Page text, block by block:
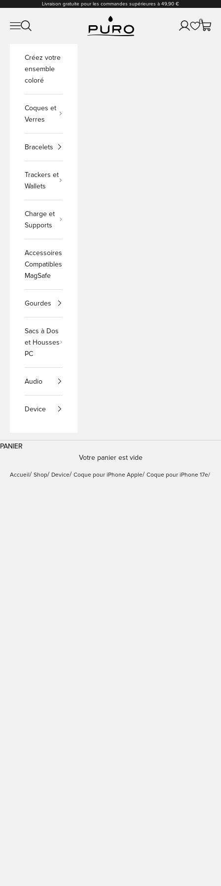
Passer au contenuLivraison gratuite pour les commandes supérieures à 49,90 €
PURO Shop
Ouvrir la navigation
Ouvrir la recherche Ouvrir le
0
Voir le
Créez votre
ensemble
coloré
Coques et
Verres
Bracelets
Trackers et
Wallets
Charge et
Supports
Accessoires
Compatibles
MagSafe
Gourdes
Sacs à Dos
et Housses
PC
Audio
Device
PANIER
Votre panier est vide
Accueil Shop Device Coque pour iPhone Apple Coque pour iPhone 17e/ 16e